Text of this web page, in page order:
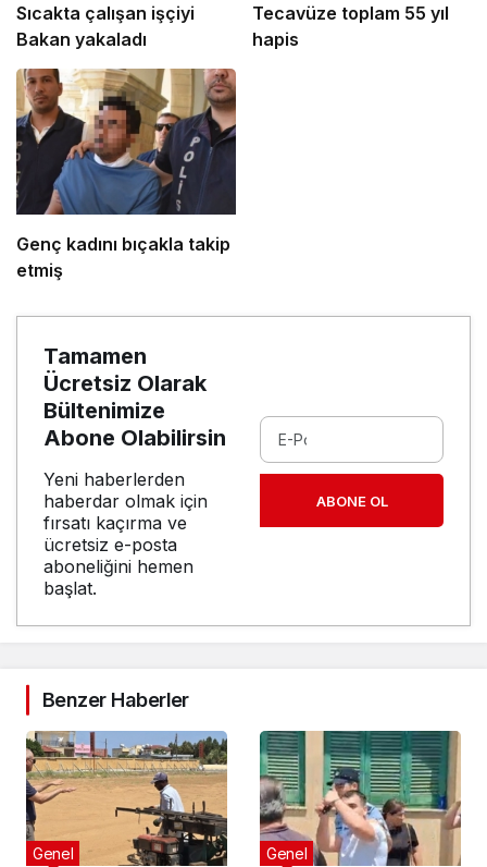
Sıcakta çalışan işçiyi
Bakan yakaladı
Tecavüze toplam 55 yıl
hapis
Genç kadını bıçakla takip
etmiş
Tamamen
Ücretsiz Olarak
Bültenimize
Abone Olabilirsin
Yeni haberlerden
haberdar olmak için
fırsatı kaçırma ve
ücretsiz e-posta
aboneliğini hemen
başlat.
ABONE OL
Benzer Haberler
Genel Genel